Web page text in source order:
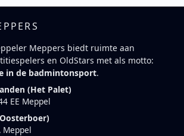
Meppers biedt ruimte aan
en OldStars met als motto:
in de badmintonsport.
(Het Palet)
EE Meppel
Meppel